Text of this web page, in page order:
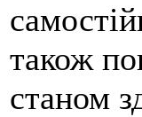
також
станом